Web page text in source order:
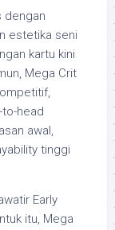
dengan
estetika seni
kartu kini
Mega Crit
head
awal,
tinggi
Early
itu, Mega